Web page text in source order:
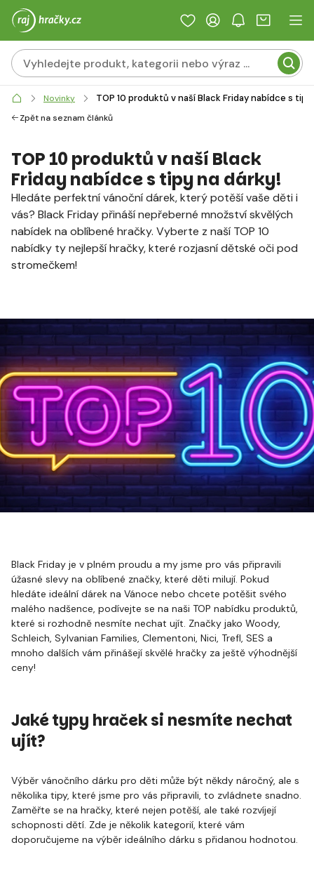
Novinky TOP 10 produktů v naší Black Friday nabídce s tipy
Zpět na seznam článků
TOP 10 produktů v naší Black
Friday nabídce s tipy na dárky!
Hledáte perfektní vánoční dárek, který potěší vaše děti i
vás? Black Friday přináší nepřeberné množství skvělých
nabídek na oblíbené hračky. Vyberte z naší TOP 10
nabídky ty nejlepší hračky, které rozjasní dětské oči pod
stromečkem!
Black Friday je v plném proudu a my jsme pro vás připravili
úžasné slevy na oblíbené značky, které děti milují. Pokud
hledáte ideální dárek na Vánoce nebo chcete potěšit svého
malého nadšence, podívejte se na naši TOP nabídku produktů,
které si rozhodně nesmíte nechat ujít. Značky jako Woody,
Schleich, Sylvanian Families, Clementoni, Nici, Trefl, SES a
mnoho dalších vám přinášejí skvělé hračky za ještě výhodnější
ceny!
Jaké typy hraček si nesmíte nechat
ujít?
Výběr vánočního dárku pro děti může být někdy náročný, ale s
několika tipy, které jsme pro vás připravili, to zvládnete snadno.
Zaměřte se na hračky, které nejen potěší, ale také rozvíjejí
schopnosti dětí. Zde je několik kategorií, které vám
doporučujeme na výběr ideálního dárku s přidanou hodnotou.